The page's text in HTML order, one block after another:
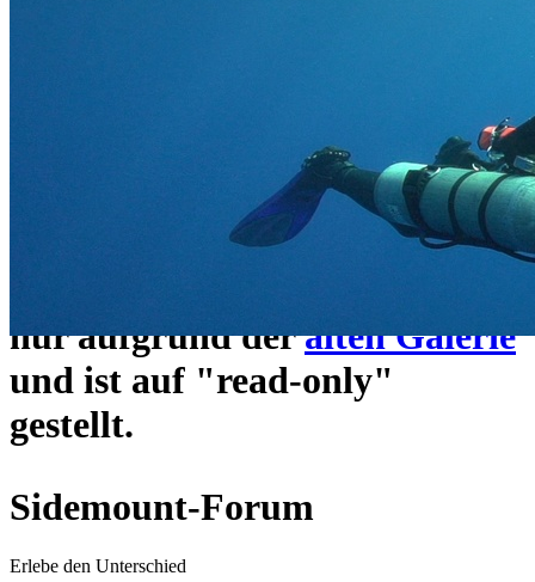
https://www.sidemount-
erreichbar.
nur aufgrund deralten Galerie
und ist auf "read-only"
gestellt.
Sidemount-Forum
Erlebe den Unterschied